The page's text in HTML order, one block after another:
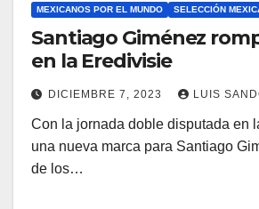
MEXICANOS POR EL MUNDO SELECCIÓN
Santiago Giménez
en la Eredivisie
DICIEMBRE 7, 2023 LUIS
Con la jornada doble disputada en
una nueva marca para Santiago
de los…